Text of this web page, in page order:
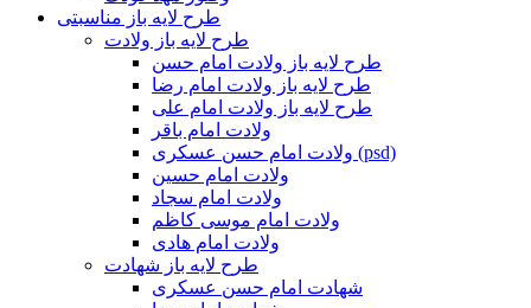
طرح لایه باز مناسبتی
طرح لایه باز ولادت
طرح لایه باز ولادت امام حسن
طرح لایه باز ولادت امام رضا
طرح لایه باز ولادت امام علی
ولادت امام باقر
ولادت امام حسن عسکری (psd)
ولادت امام حسین
ولادت امام سجاد
ولادت امام موسی کاظم
ولادت امام هادی
طرح لایه باز شهادت
شهادت امام حسن عسکری